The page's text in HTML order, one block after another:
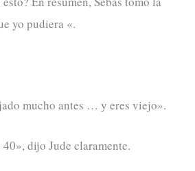
yo pudiera «.
mucho antes … y eres viejo».
dijo Jude claramente.